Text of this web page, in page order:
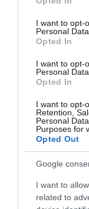
use your data for
consent section.
I want to opt-
Personal Data.
Opted In
I want to opt-
Personal
Opted In
I want to opt-
Retention,
Personal
Purposes for
Opted Out
Google
I want to
related to
Ειδήσεις
Κινδύνου
και της